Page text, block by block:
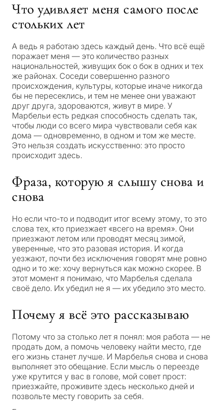
Что удивляет меня самого после
стольких лет
А ведь я работаю здесь каждый день. Что всё ещё
поражает меня — это количество разных
национальностей, живущих бок о бок в одних и тех
же районах. Соседи совершенно разного
происхождения, культуры, которые иначе никогда
бы не пересеклись, и тем не менее они уважают
друг друга, здороваются, живут в мире. У
Марбельи есть редкая способность сделать так,
чтобы люди со всего мира чувствовали себя как
дома — одновременно, в одном и том же месте.
Это нельзя создать искусственно: это просто
происходит здесь.
Фраза, которую я слышу снова и
снова
Но если что-то и подводит итог всему этому, то это
слова тех, кто приезжает «всего на время». Они
приезжают летом или проводят месяц зимой,
уверенные, что это разовая история. И когда
уезжают, почти без исключения говорят мне ровно
одно и то же: хочу вернуться как можно скорее. В
этот момент я понимаю, что Марбелья сделала
своё дело. Их убедил не я — их убедило это место.
Почему я всё это рассказываю
Потому что за столько лет я понял: моя работа — не
продать дом, а помочь человеку найти место, где
его жизнь станет лучше. И Марбелья снова и снова
выполняет это обещание. Если мысль о переезде
уже крутится у вас в голове, мой совет прост:
приезжайте, проживите здесь несколько дней и
позвольте месту говорить за себя.
С